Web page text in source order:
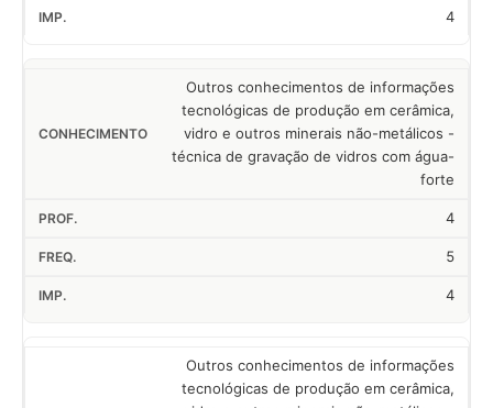
4
Outros conhecimentos de informações
tecnológicas de produção em cerâmica,
vidro e outros minerais não-metálicos -
técnica de gravação de vidros com água-
forte
4
5
4
Outros conhecimentos de informações
tecnológicas de produção em cerâmica,